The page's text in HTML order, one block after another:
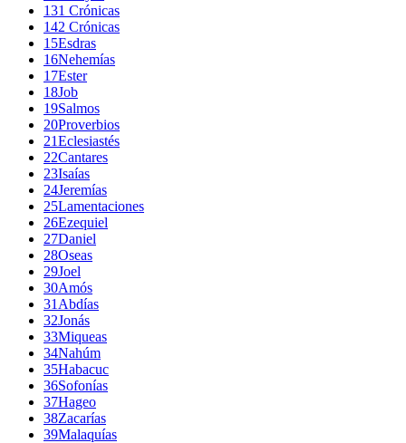
131 Crónicas
142 Crónicas
15Esdras
16Nehemías
17Ester
18Job
19Salmos
20Proverbios
21Eclesiastés
22Cantares
23Isaías
24Jeremías
25Lamentaciones
26Ezequiel
27Daniel
28Oseas
29Joel
30Amós
31 Abdías
32Jonás
33Miqueas
34Nahúm
35Habacuc
36Sofonías
37Hageo
38Zacarías
39Malaquías